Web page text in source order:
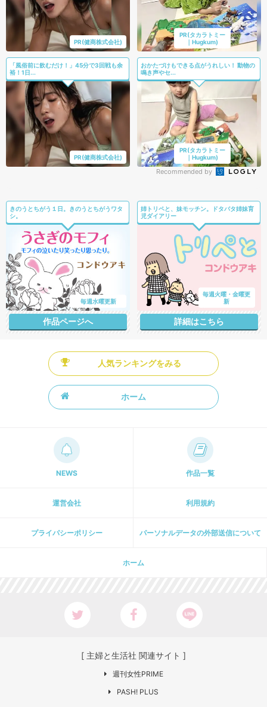
PR(健商株式会社)
PR(タカラトミー
｜Hugkum)
「風俗前に飲むだけ！」45分で3回戦も余
裕！1日...
PR(健商株式会社)
おかたづけもできる点がうれしい！ 動物の
鳴き声やセ...
PR(タカラトミー
｜Hugkum)
Recommended by
きのうとちがう１日。きのうとちがうワタ
シ。
毎週水曜更新
作品ページへ
姉トリペと、妹モッチン。ドタバタ姉妹育
児ダイアリー
毎週火曜・金曜更
新
詳細はこちら
人気ランキングをみる
ホーム
NEWS 作品一覧
運営会社 利用規約
プライパシーポリシー パーソナルデータの外部送信について
ホーム
[ 主婦と生活社 関連サイト ]
週刊女性PRIME
PASH! PLUS